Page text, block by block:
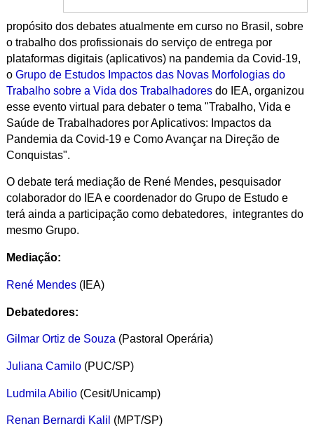
propósito dos debates atualmente em curso no Brasil, sobre
o trabalho dos profissionais do serviço de entrega por
plataformas digitais (aplicativos) na pandemia da Covid-19,
o Grupo de Estudos Impactos das Novas Morfologias do
Trabalho sobre a Vida dos Trabalhadoresdo IEA, organizou
esse evento virtual para debater o tema "Trabalho, Vida e
Saúde de Trabalhadores por Aplicativos: Impactos da
Pandemia da Covid-19 e Como Avançar na Direção de
Conquistas".
O debate terá mediação de René Mendes, pesquisador
colaborador do IEA e coordenador do Grupo de Estudo e
terá ainda a participação como debatedores, integrantes do
mesmo Grupo.
Mediação:
René Mendes(IEA)
Debatedores:
Gilmar Ortiz de Souza (Pastoral Operária)
Juliana Camilo(PUC/SP)
Ludmila Abilio(Cesit/Unicamp)
Renan Bernardi Kalil (MPT/SP)